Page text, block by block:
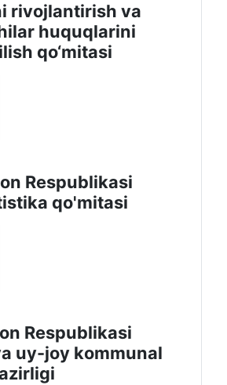
rivojlantirish va
huquqlarini
qo‘mitasi
Respublikasi
qo'mitasi
Respublikasi
uy-joy kommunal